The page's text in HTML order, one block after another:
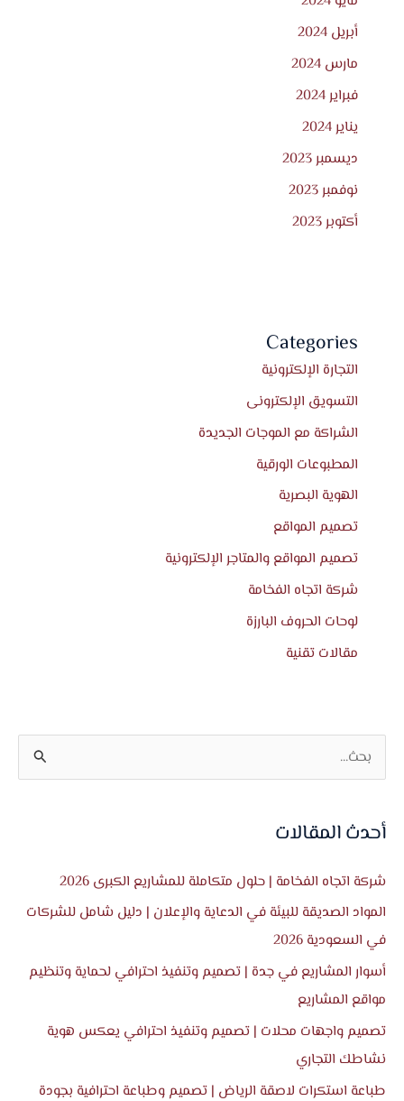
أبريل 2024
مارس 2024
فبراير 2024
يناير 2024
ديسمبر 2023
نوفمبر 2023
أكتوبر 2023
Categories
التجارة الإلكترونية
التسويق الإلكترونى
الشراكة مع الموجات الجديدة
المطبوعات الورقية
الهوية البصرية
تصميم المواقع
تصميم المواقع والمتاجر الإلكترونية
شركة اتجاه الفخامة
لوحات الحروف البارزة
مقالات تقنية
ل
ح
ث
أحدث المقالات
شركة اتجاه الفخامة | حلول متكاملة للمشاريع الكبرى 2026
المواد الصديقة للبيئة في الدعاية والإعلان | دليل شامل للشركات
في السعودية 2026
أسوار المشاريع في جدة | تصميم وتنفيذ احترافي لحماية وتنظيم
مواقع المشاريع
تصميم واجهات محلات | تصميم وتنفيذ احترافي يعكس هوية
نشاطك التجاري
طباعة استكرات لاصقة الرياض | تصميم وطباعة احترافية بجودة